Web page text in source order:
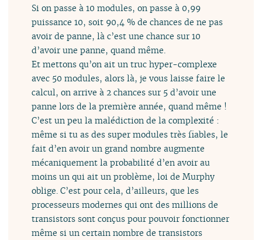
Si on passe à 10 modules, on passe à 0,99
puissance 10, soit 90,4 % de chances de ne pas
avoir de panne, là c’est une chance sur 10
d’avoir une panne, quand même.
Et mettons qu’on ait un truc hyper-complexe
avec 50 modules, alors là, je vous laisse faire le
calcul, on arrive à 2 chances sur 5 d’avoir une
panne lors de la première année, quand même !
C’est un peu la malédiction de la complexité :
même si tu as des super modules très fiables, le
fait d’en avoir un grand nombre augmente
mécaniquement la probabilité d’en avoir au
moins un qui ait un problème, loi de Murphy
oblige. C’est pour cela, d’ailleurs, que les
processeurs modernes qui ont des millions de
transistors sont conçus pour pouvoir fonctionner
même si un certain nombre de transistors